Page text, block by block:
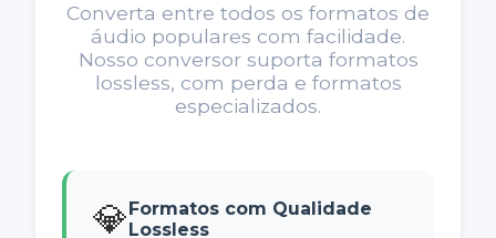
Converta entre todos os formatos de
áudio populares com facilidade.
Nosso conversor suporta formatos
lossless, com perda e formatos
especializados.
💎Formatos com Qualidade
Lossless